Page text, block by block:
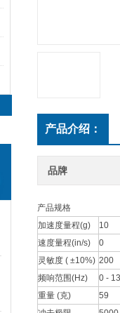
产品介绍：
品牌
产品规格
加速度量程(g)
10
速度量程(in/s)
0
灵敏度 ( ±10%) 200
频响范围(Hz)
0 -
重量 (克)
59